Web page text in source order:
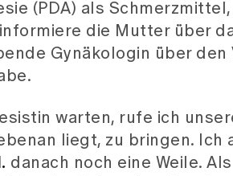
(PDA) als
die Mutter über
Gynäkologin über
warten, rufe ich
liegt, zu bringen.
danach noch eine Weile.